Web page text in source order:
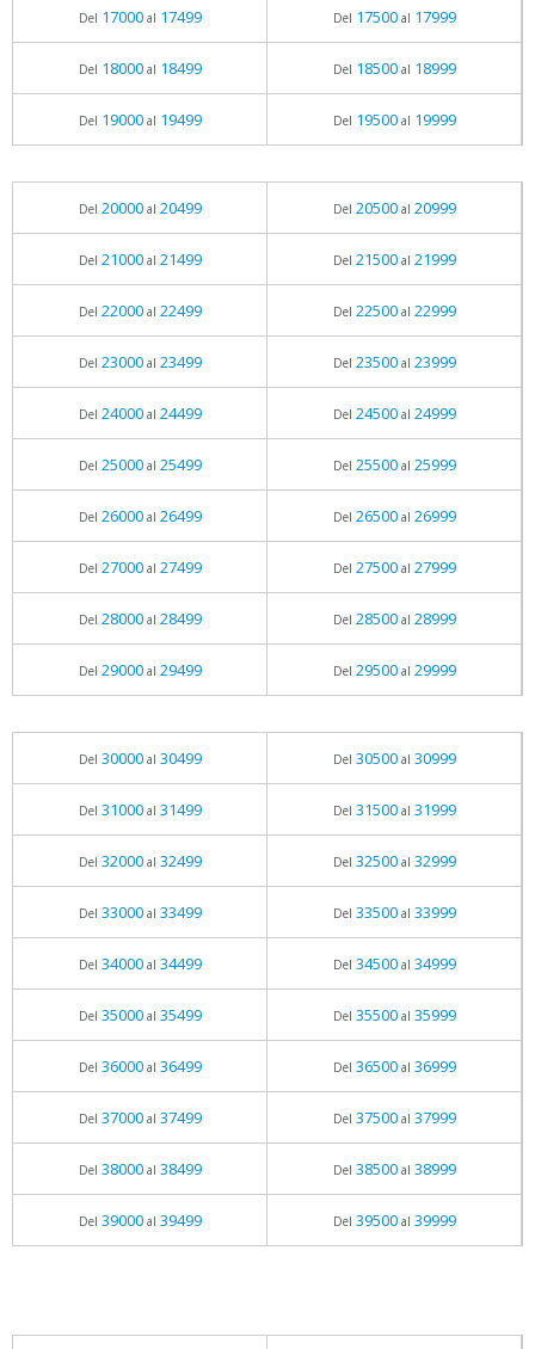
Del 17000al 17499 Del 17500al 17999
Del 18000al 18499 Del 18500al 18999
Del 19000al 19499 Del 19500al 19999
Del 20000al 20499 Del 20500al 20999
Del 21000al 21499 Del 21500al 21999
Del 22000al 22499 Del 22500al 22999
Del 23000al 23499 Del 23500al 23999
Del 24000al 24499 Del 24500al 24999
Del 25000al 25499 Del 25500al 25999
Del 26000al 26499 Del 26500al 26999
Del 27000al 27499 Del 27500al 27999
Del 28000al 28499 Del 28500al 28999
Del 29000al 29499 Del 29500al 29999
Del 30000al 30499 Del 30500al 30999
Del 31000al 31499 Del 31500al 31999
Del 32000al 32499 Del 32500al 32999
Del 33000al 33499 Del 33500al 33999
Del 34000al 34499 Del 34500al 34999
Del 35000al 35499 Del 35500al 35999
Del 36000al 36499 Del 36500al 36999
Del 37000al 37499 Del 37500al 37999
Del 38000al 38499 Del 38500al 38999
Del 39000al 39499 Del 39500al 39999